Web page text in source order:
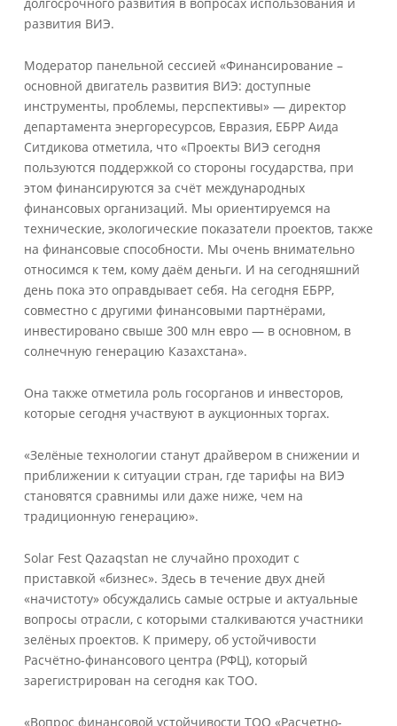
развития ВИЭ.
Модератор панельной сессией «Финансирование –
основной двигатель развития ВИЭ: доступные
инструменты, проблемы, перспективы» — директор
департамента энергоресурсов, Евразия, ЕБРР Аида
Ситдикова отметила, что «Проекты ВИЭ сегодня
пользуются поддержкой со стороны государства, при
этом финансируются за счёт международных
финансовых организаций. Мы ориентируемся на
технические, экологические показатели проектов, также
на финансовые способности. Мы очень внимательно
относимся к тем, кому даём деньги. И на сегодняшний
день пока это оправдывает себя. На сегодня ЕБРР,
совместно с другими финансовыми партнёрами,
инвестировано свыше 300 млн евро — в основном, в
солнечную генерацию Казахстана».
Она также отметила роль госорганов и инвесторов,
которые сегодня участвуют в аукционных торгах.
«Зелёные технологии станут драйвером в снижении и
приближении к ситуации стран, где тарифы на ВИЭ
становятся сравнимы или даже ниже, чем на
традиционную генерацию».
Solar Fest Qazaqstan не случайно проходит с
приставкой «бизнес». Здесь в течение двух дней
«начистоту» обсуждались самые острые и актуальные
вопросы отрасли, с которыми сталкиваются участники
зелёных проектов. К примеру, об устойчивости
Расчётно-финансового центра (РФЦ), который
зарегистрирован на сегодня как ТОО.
«Вопрос финансовой устойчивости ТОО «Расчетно-